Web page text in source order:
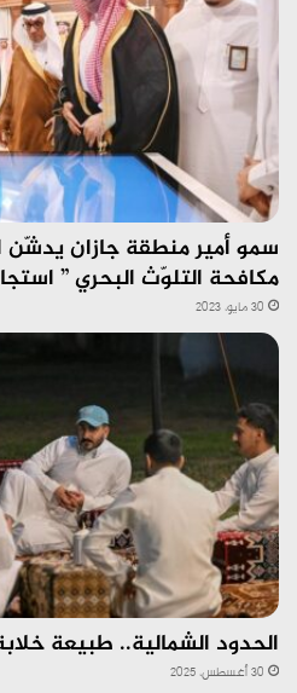
سمو أمير منطقة جازان يدشّن
مكافحة التلوّث البحري ” استجابة
30 مايو، 2023
الحدود الشمالية.. طبيعة
30 أغسطس، 2025